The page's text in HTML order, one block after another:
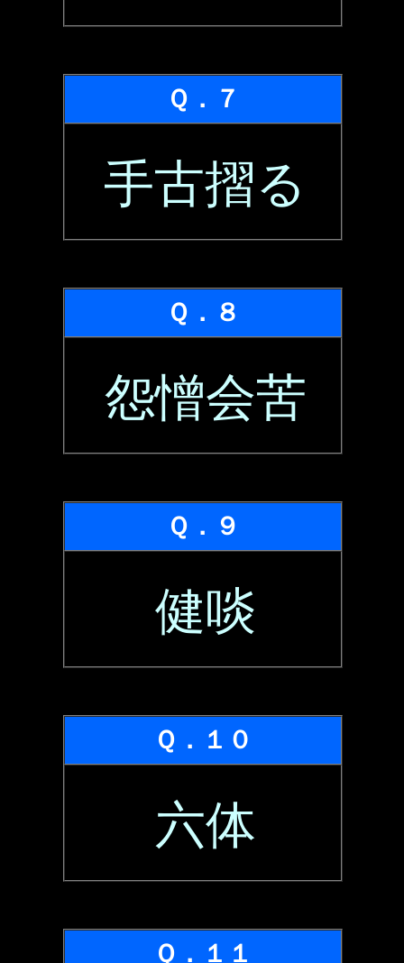
Ｑ．７
手古摺る
Ｑ．８
怨憎会苦
Ｑ．９
健啖
Ｑ．１０
六体
Ｑ．１１